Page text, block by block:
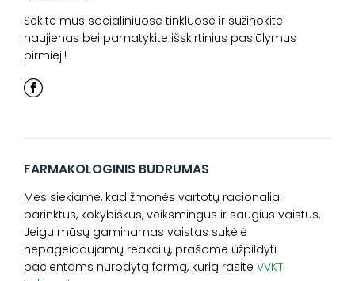
Sekite mus socialiniuose tinkluose ir sužinokite
naujienas bei pamatykite išskirtinius pasiūlymus
pirmieji!
FARMAKOLOGINIS BUDRUMAS
Mes siekiame, kad žmonės vartotų racionaliai
parinktus, kokybiškus, veiksmingus ir saugius vaistus.
Jeigu mūsų gaminamas vaistas sukėlė
nepageidaujamų reakcijų, prašome užpildyti
pacientams nurodytą formą, kurią rasite VVKT